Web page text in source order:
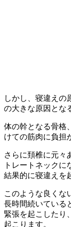
しかし、寝違えの
の大きな原因とな
体の幹となる骨格
けての筋肉に負担
さらに頚椎に元々
トレートネックに
結果的に寝違えを
このような良くな
長時間続いている
緊張を起こしたり
起こります。